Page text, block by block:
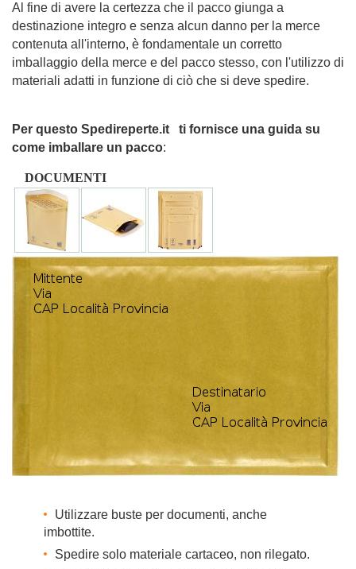
Al fine di avere la certezza che il pacco giunga a
destinazione integro e senza alcun danno per la merce
contenuta all'interno, è fondamentale un corretto
imballaggio della merce e del pacco stesso, con l'utilizzo di
materiali adatti in funzione di ciò che si deve spedire.
Per questo Spedireperte.it ti fornisce una guida su
come imballare un pacco:
DOCUMENTI
Utilizzare buste per documenti, anche
imbottite.
Spedire solo materiale cartaceo, non rilegato.